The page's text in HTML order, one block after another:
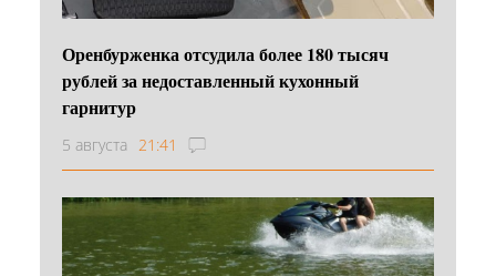
Оренбурженка отсудила более 180 тысяч
рублей за недоставленный кухонный
гарнитур
5 августа 21:41